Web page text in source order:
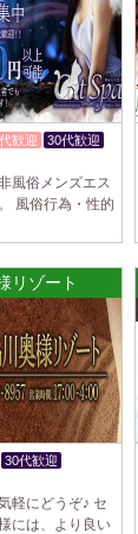
歓迎
30代歓迎
風俗メンズエス
風俗行為・性的
リゾート
30代歓迎
軽にどうぞ♪ セ
には、より良い